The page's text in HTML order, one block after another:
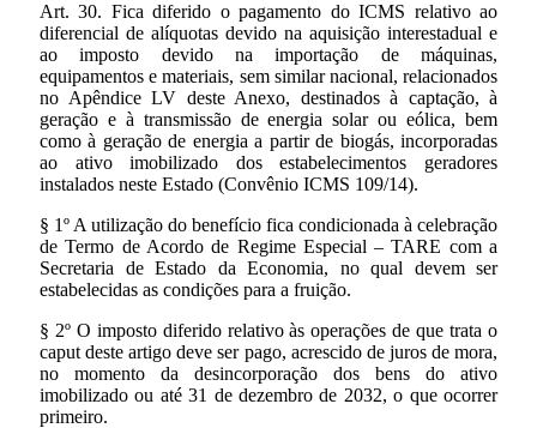
Art. 30. Fica diferido o pagamento do ICMS relativo ao
diferencial de alíquotas devido na aquisição interestadual e
ao imposto devido na importação de máquinas,
equipamentos e materiais, sem similar nacional, relacionados
no Apêndice LV deste Anexo, destinados à captação, à
geração e à transmissão de energia solar ou eólica, bem
como à geração de energia a partir de biogás, incorporadas
ao ativo imobilizado dos estabelecimentos geradores
instalados neste Estado (Convênio ICMS 109/14).
§ 1º A utilização do benefício fica condicionada à celebração
de Termo de Acordo de Regime Especial – TARE com a
Secretaria de Estado da Economia, no qual devem ser
estabelecidas as condições para a fruição.
§ 2º O imposto diferido relativo às operações de que trata o
caput deste artigo deve ser pago, acrescido de juros de mora,
no momento da desincorporação dos bens do ativo
imobilizado ou até 31 de dezembro de 2032, o que ocorrer
primeiro.